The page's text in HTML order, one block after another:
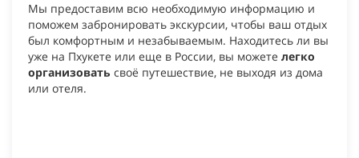
Мы предоставим всю необходимую информацию и
поможем забронировать экскурсии, чтобы ваш отдых
был комфортным и незабываемым. Находитесь ли вы
уже на Пхукете или еще в России, вы можете легко
организовать своё путешествие, не выходя из дома
или отеля.